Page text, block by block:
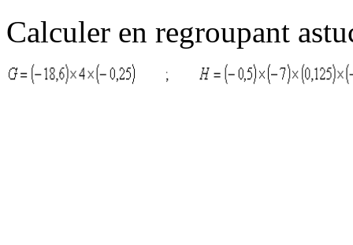
Calculer en regroupant